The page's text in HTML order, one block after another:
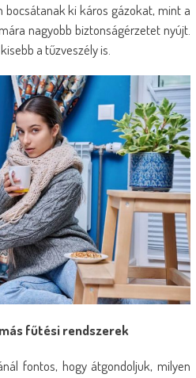
ki káros gázokat, mint a
nagyobb biztonságérzetet nyújt.
a tűzveszély is.
fűtési rendszerek
fontos, hogy átgondoljuk, milyen